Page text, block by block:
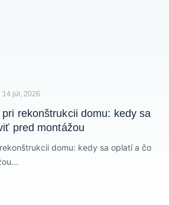
14 júl, 2026
rekonštrukcii domu: kedy sa
pred montážou
domu: kedy sa oplatí a čo